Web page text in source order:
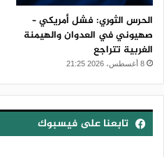
الحرس الثوري: فشل أمريكي –
صهيوني في العدوان والهيمنة
الغربية تتراجع
8 أغسطس، 2026 21:25
تابعنا على فيسبوك